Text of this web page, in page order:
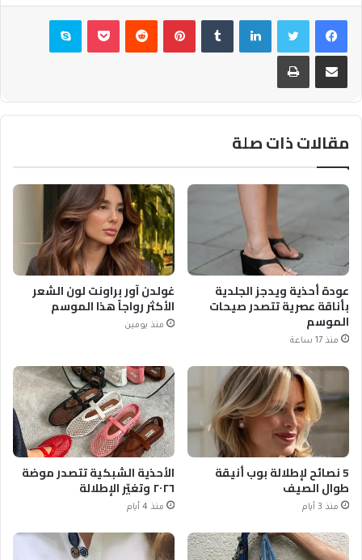
فيسبوكتويتر لينكدإن بينتيريست بوكيت سكايب
مشاركة عبر البريد طباعة
مقالات ذات صلة
عودة أحذية ويدجز الجلدية
بأناقة عصرية تتصدر صيحات
الموسم
منذ 17 ساعة
غولدن آور براونت لون الشعر
الأكثر رواجاً هذا الموسم
منذ يومين
5 نصائح لإطلالة بوب أنيقة
طوال الصيف
منذ 3 أيام
الأحذية الشبكية تتصدر موضة
٢٠٢٦ وتغيّر الإطلالة
منذ 4 أيام